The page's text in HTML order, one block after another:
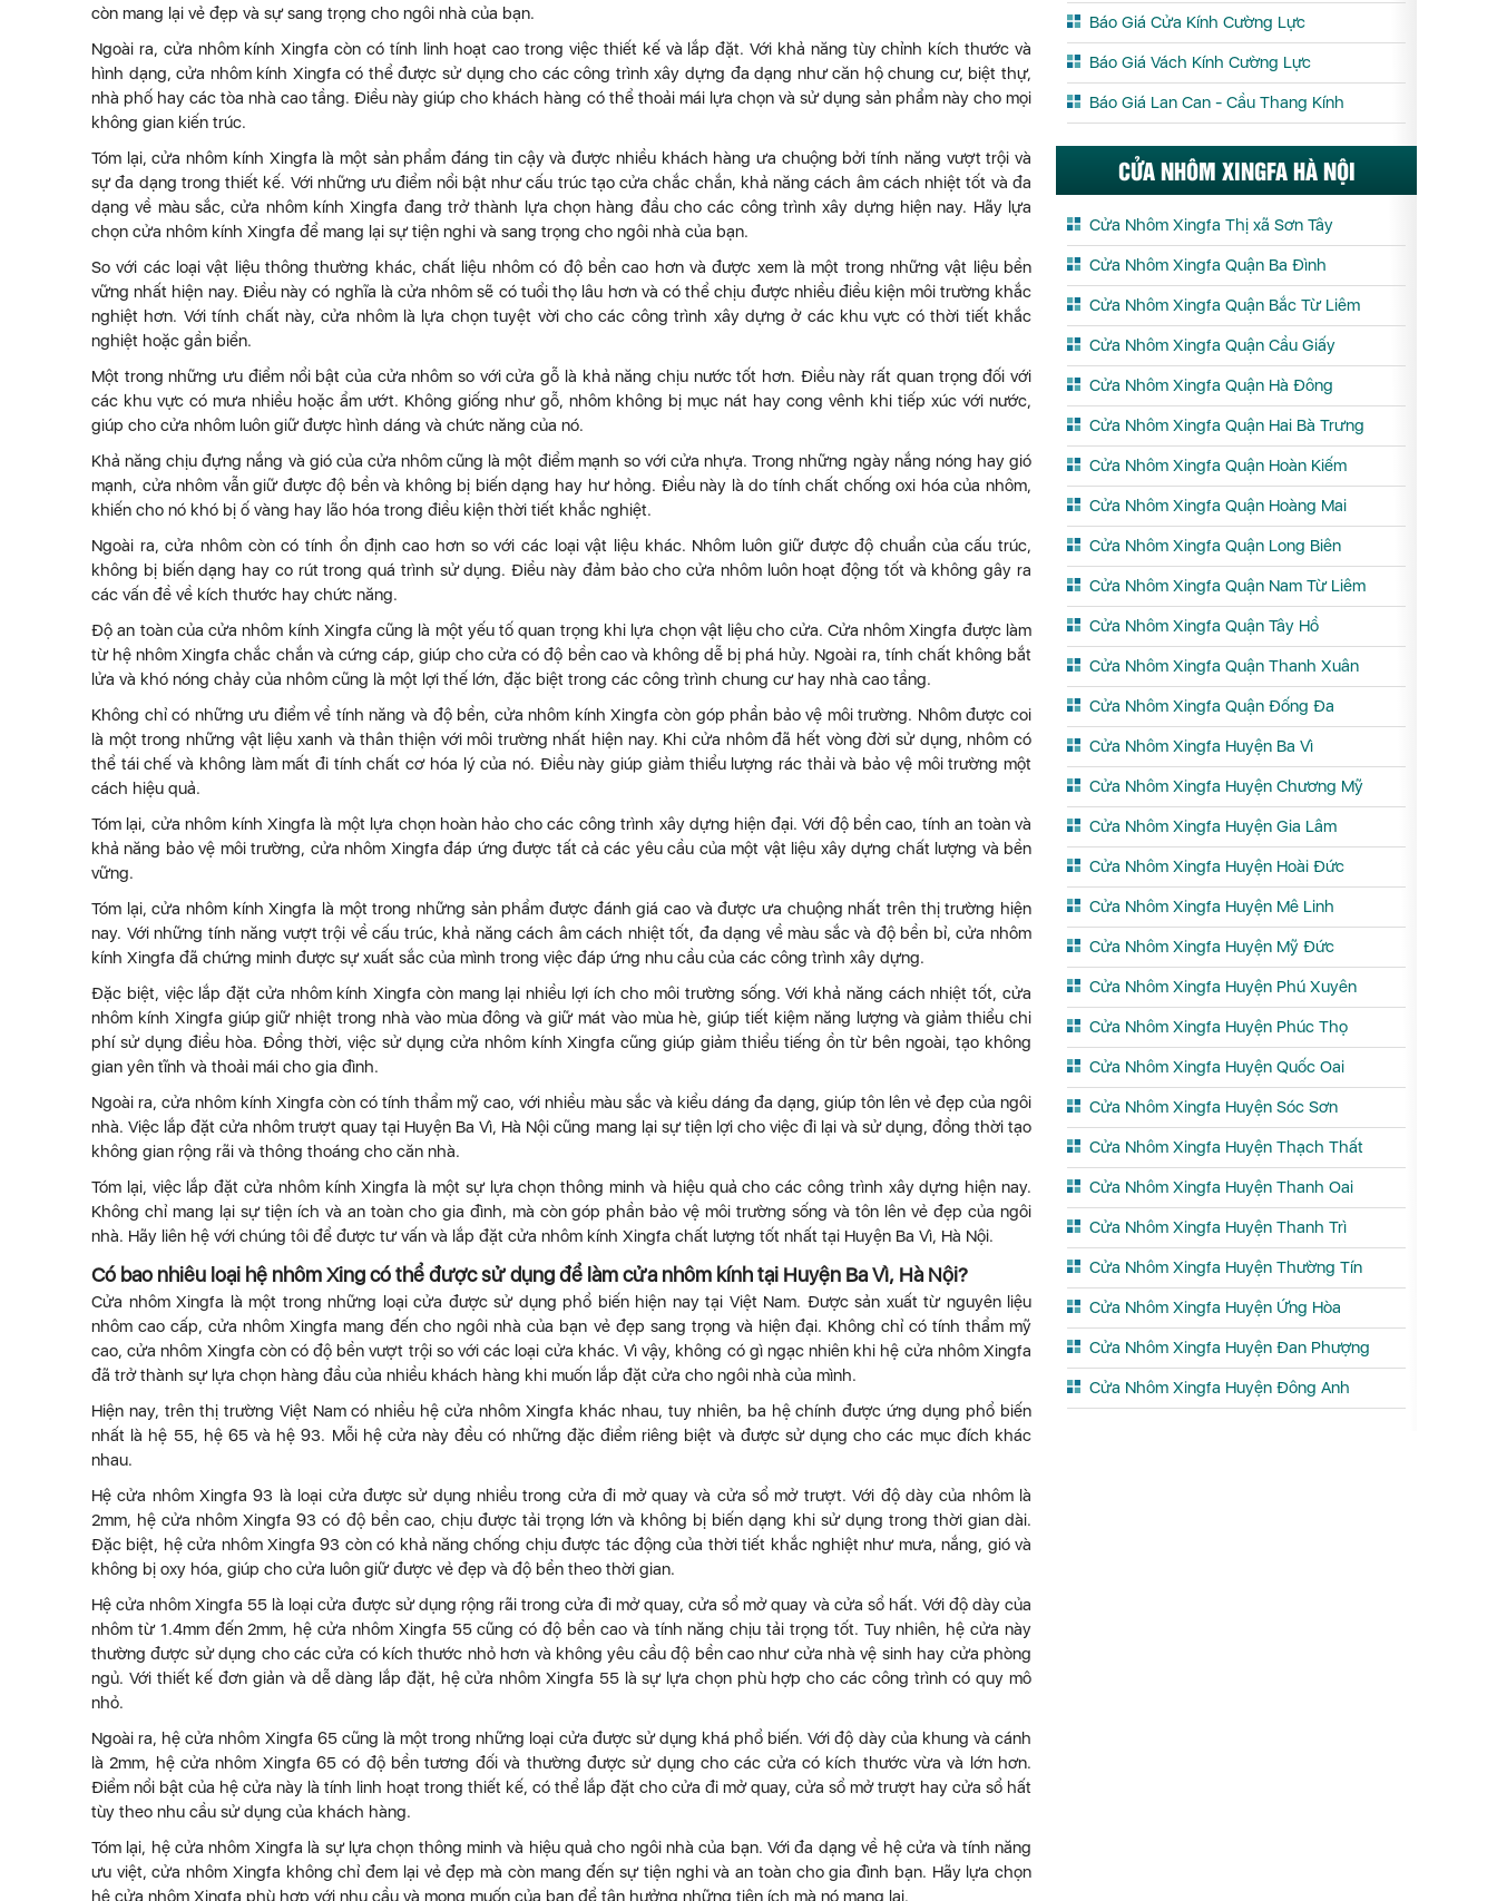
còn mang lại vẻ đẹp và sự sang trọng cho ngôi nhà của bạn.
Ngoài ra, cửa nhôm kính Xingfa còn có tính linh hoạt cao trong việc thiết kế và lắp đặt. Với khả năng tùy chỉnh kích thước và
hình dạng, cửa nhôm kính Xingfa có thể được sử dụng cho các công trình xây dựng đa dạng như căn hộ chung cư, biệt thự,
nhà phố hay các tòa nhà cao tầng. Điều này giúp cho khách hàng có thể thoải mái lựa chọn và sử dụng sản phẩm này cho mọi
không gian kiến trúc.
Tóm lại, cửa nhôm kính Xingfa là một sản phẩm đáng tin cậy và được nhiều khách hàng ưa chuộng bởi tính năng vượt trội và
sự đa dạng trong thiết kế. Với những ưu điểm nổi bật như cấu trúc tạo cửa chắc chắn, khả năng cách âm cách nhiệt tốt và đa
dạng về màu sắc, cửa nhôm kính Xingfa đang trở thành lựa chọn hàng đầu cho các công trình xây dựng hiện nay. Hãy lựa
chọn cửa nhôm kính Xingfa để mang lại sự tiện nghi và sang trọng cho ngôi nhà của bạn.
So với các loại vật liệu thông thường khác, chất liệu nhôm có độ bền cao hơn và được xem là một trong những vật liệu bền
vững nhất hiện nay. Điều này có nghĩa là cửa nhôm sẽ có tuổi thọ lâu hơn và có thể chịu được nhiều điều kiện môi trường khắc
nghiệt hơn. Với tính chất này, cửa nhôm là lựa chọn tuyệt vời cho các công trình xây dựng ở các khu vực có thời tiết khắc
nghiệt hoặc gần biển.
Một trong những ưu điểm nổi bật của cửa nhôm so với cửa gỗ là khả năng chịu nước tốt hơn. Điều này rất quan trọng đối với
các khu vực có mưa nhiều hoặc ẩm ướt. Không giống như gỗ, nhôm không bị mục nát hay cong vênh khi tiếp xúc với nước,
giúp cho cửa nhôm luôn giữ được hình dáng và chức năng của nó.
Khả năng chịu đựng nắng và gió của cửa nhôm cũng là một điểm mạnh so với cửa nhựa. Trong những ngày nắng nóng hay gió
mạnh, cửa nhôm vẫn giữ được độ bền và không bị biến dạng hay hư hỏng. Điều này là do tính chất chống oxi hóa của nhôm,
khiến cho nó khó bị ố vàng hay lão hóa trong điều kiện thời tiết khắc nghiệt.
Ngoài ra, cửa nhôm còn có tính ổn định cao hơn so với các loại vật liệu khác. Nhôm luôn giữ được độ chuẩn của cấu trúc,
không bị biến dạng hay co rút trong quá trình sử dụng. Điều này đảm bảo cho cửa nhôm luôn hoạt động tốt và không gây ra
các vấn đề về kích thước hay chức năng.
Độ an toàn của cửa nhôm kính Xingfa cũng là một yếu tố quan trọng khi lựa chọn vật liệu cho cửa. Cửa nhôm Xingfa được làm
từ hệ nhôm Xingfa chắc chắn và cứng cáp, giúp cho cửa có độ bền cao và không dễ bị phá hủy. Ngoài ra, tính chất không bắt
lửa và khó nóng chảy của nhôm cũng là một lợi thế lớn, đặc biệt trong các công trình chung cư hay nhà cao tầng.
Không chỉ có những ưu điểm về tính năng và độ bền, cửa nhôm kính Xingfa còn góp phần bảo vệ môi trường. Nhôm được coi
là một trong những vật liệu xanh và thân thiện với môi trường nhất hiện nay. Khi cửa nhôm đã hết vòng đời sử dụng, nhôm có
thể tái chế và không làm mất đi tính chất cơ hóa lý của nó. Điều này giúp giảm thiểu lượng rác thải và bảo vệ môi trường một
cách hiệu quả.
Tóm lại, cửa nhôm kính Xingfa là một lựa chọn hoàn hảo cho các công trình xây dựng hiện đại. Với độ bền cao, tính an toàn và
khả năng bảo vệ môi trường, cửa nhôm Xingfa đáp ứng được tất cả các yêu cầu của một vật liệu xây dựng chất lượng và bền
vững.
Tóm lại, cửa nhôm kính Xingfa là một trong những sản phẩm được đánh giá cao và được ưa chuộng nhất trên thị trường hiện
nay. Với những tính năng vượt trội về cấu trúc, khả năng cách âm cách nhiệt tốt, đa dạng về màu sắc và độ bền bỉ, cửa nhôm
kính Xingfa đã chứng minh được sự xuất sắc của mình trong việc đáp ứng nhu cầu của các công trình xây dựng.
Đặc biệt, việc lắp đặt cửa nhôm kính Xingfa còn mang lại nhiều lợi ích cho môi trường sống. Với khả năng cách nhiệt tốt, cửa
nhôm kính Xingfa giúp giữ nhiệt trong nhà vào mùa đông và giữ mát vào mùa hè, giúp tiết kiệm năng lượng và giảm thiểu chi
phí sử dụng điều hòa. Đồng thời, việc sử dụng cửa nhôm kính Xingfa cũng giúp giảm thiểu tiếng ồn từ bên ngoài, tạo không
gian yên tĩnh và thoải mái cho gia đình.
Ngoài ra, cửa nhôm kính Xingfa còn có tính thẩm mỹ cao, với nhiều màu sắc và kiểu dáng đa dạng, giúp tôn lên vẻ đẹp của ngôi
nhà. Việc lắp đặt cửa nhôm trượt quay tại Huyện Ba Vì, Hà Nội cũng mang lại sự tiện lợi cho việc đi lại và sử dụng, đồng thời tạo
không gian rộng rãi và thông thoáng cho căn nhà.
Tóm lại, việc lắp đặt cửa nhôm kính Xingfa là một sự lựa chọn thông minh và hiệu quả cho các công trình xây dựng hiện nay.
Không chỉ mang lại sự tiện ích và an toàn cho gia đình, mà còn góp phần bảo vệ môi trường sống và tôn lên vẻ đẹp của ngôi
nhà. Hãy liên hệ với chúng tôi để được tư vấn và lắp đặt cửa nhôm kính Xingfa chất lượng tốt nhất tại Huyện Ba Vì, Hà Nội.
Có bao nhiêu loại hệ nhôm Xing có thể được sử dụng để làm cửa nhôm kính tại Huyện Ba Vì, Hà Nội?
Cửa nhôm Xingfa là một trong những loại cửa được sử dụng phổ biến hiện nay tại Việt Nam. Được sản xuất từ nguyên liệu
nhôm cao cấp, cửa nhôm Xingfa mang đến cho ngôi nhà của bạn vẻ đẹp sang trọng và hiện đại. Không chỉ có tính thẩm mỹ
cao, cửa nhôm Xingfa còn có độ bền vượt trội so với các loại cửa khác. Vì vậy, không có gì ngạc nhiên khi hệ cửa nhôm Xingfa
đã trở thành sự lựa chọn hàng đầu của nhiều khách hàng khi muốn lắp đặt cửa cho ngôi nhà của mình.
Hiện nay, trên thị trường Việt Nam có nhiều hệ cửa nhôm Xingfa khác nhau, tuy nhiên, ba hệ chính được ứng dụng phổ biến
nhất là hệ 55, hệ 65 và hệ 93. Mỗi hệ cửa này đều có những đặc điểm riêng biệt và được sử dụng cho các mục đích khác
nhau.
Hệ cửa nhôm Xingfa 93 là loại cửa được sử dụng nhiều trong cửa đi mở quay và cửa sổ mở trượt. Với độ dày của nhôm là
2mm, hệ cửa nhôm Xingfa 93 có độ bền cao, chịu được tải trọng lớn và không bị biến dạng khi sử dụng trong thời gian dài.
Đặc biệt, hệ cửa nhôm Xingfa 93 còn có khả năng chống chịu được tác động của thời tiết khắc nghiệt như mưa, nắng, gió và
không bị oxy hóa, giúp cho cửa luôn giữ được vẻ đẹp và độ bền theo thời gian.
Hệ cửa nhôm Xingfa 55 là loại cửa được sử dụng rộng rãi trong cửa đi mở quay, cửa sổ mở quay và cửa sổ hất. Với độ dày của
nhôm từ 1.4mm đến 2mm, hệ cửa nhôm Xingfa 55 cũng có độ bền cao và tính năng chịu tải trọng tốt. Tuy nhiên, hệ cửa này
thường được sử dụng cho các cửa có kích thước nhỏ hơn và không yêu cầu độ bền cao như cửa nhà vệ sinh hay cửa phòng
ngủ. Với thiết kế đơn giản và dễ dàng lắp đặt, hệ cửa nhôm Xingfa 55 là sự lựa chọn phù hợp cho các công trình có quy mô
nhỏ.
Ngoài ra, hệ cửa nhôm Xingfa 65 cũng là một trong những loại cửa được sử dụng khá phổ biến. Với độ dày của khung và cánh
là 2mm, hệ cửa nhôm Xingfa 65 có độ bền tương đối và thường được sử dụng cho các cửa có kích thước vừa và lớn hơn.
Điểm nổi bật của hệ cửa này là tính linh hoạt trong thiết kế, có thể lắp đặt cho cửa đi mở quay, cửa sổ mở trượt hay cửa sổ hất
tùy theo nhu cầu sử dụng của khách hàng.
Tóm lại, hệ cửa nhôm Xingfa là sự lựa chọn thông minh và hiệu quả cho ngôi nhà của bạn. Với đa dạng về hệ cửa và tính năng
ưu việt, cửa nhôm Xingfa không chỉ đem lại vẻ đẹp mà còn mang đến sự tiện nghi và an toàn cho gia đình bạn. Hãy lựa chọn
hệ cửa nhôm Xingfa phù hợp với nhu cầu và mong muốn của bạn để tận hưởng những tiện ích mà nó mang lại.
Báo Giá Cửa Kính Cường Lực
Báo Giá Vách Kính Cường Lực
Báo Giá Lan Can - Cầu Thang Kính
CỬA NHÔM XINGFA HÀ NỘI
Cửa Nhôm Xingfa Thị xã Sơn Tây
Cửa Nhôm Xingfa Quận Ba Đình
Cửa Nhôm Xingfa Quận Bắc Từ Liêm
Cửa Nhôm Xingfa Quận Cầu Giấy
Cửa Nhôm Xingfa Quận Hà Đông
Cửa Nhôm Xingfa Quận Hai Bà Trưng
Cửa Nhôm Xingfa Quận Hoàn Kiếm
Cửa Nhôm Xingfa Quận Hoàng Mai
Cửa Nhôm Xingfa Quận Long Biên
Cửa Nhôm Xingfa Quận Nam Từ Liêm
Cửa Nhôm Xingfa Quận Tây Hồ
Cửa Nhôm Xingfa Quận Thanh Xuân
Cửa Nhôm Xingfa Quận Đống Đa
Cửa Nhôm Xingfa Huyện Ba Vì
Cửa Nhôm Xingfa Huyện Chương Mỹ
Cửa Nhôm Xingfa Huyện Gia Lâm
Cửa Nhôm Xingfa Huyện Hoài Đức
Cửa Nhôm Xingfa Huyện Mê Linh
Cửa Nhôm Xingfa Huyện Mỹ Đức
Cửa Nhôm Xingfa Huyện Phú Xuyên
Cửa Nhôm Xingfa Huyện Phúc Thọ
Cửa Nhôm Xingfa Huyện Quốc Oai
Cửa Nhôm Xingfa Huyện Sóc Sơn
Cửa Nhôm Xingfa Huyện Thạch Thất
Cửa Nhôm Xingfa Huyện Thanh Oai
Cửa Nhôm Xingfa Huyện Thanh Trì
Cửa Nhôm Xingfa Huyện Thường Tín
Cửa Nhôm Xingfa Huyện Ứng Hòa
Cửa Nhôm Xingfa Huyện Đan Phượng
Cửa Nhôm Xingfa Huyện Đông Anh